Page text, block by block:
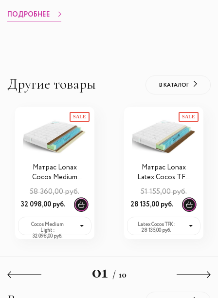
ПОДРОБНЕЕ
Другие товары В КАТАЛОГ
SALE
Матрас Lonax
Cocos Medium
Light S1000
100х200х21
58 360,00 руб.
32 098,00 руб.
Cocos Medium
Light :
32 098,00 руб.
SALE
Матрас Lonax
Latex Cocos TFK
100х200х20
51 155,00 руб.
28 135,00 руб.
Latex Cocos TFK:
28 135,00 руб.
01 / 10